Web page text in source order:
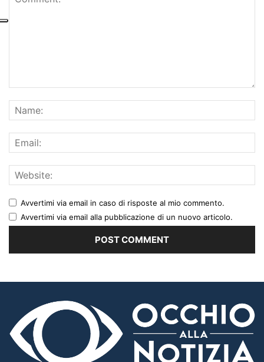
Avvertimi via email in caso di risposte al mio commento.
Avvertimi via email alla pubblicazione di un nuovo articolo.